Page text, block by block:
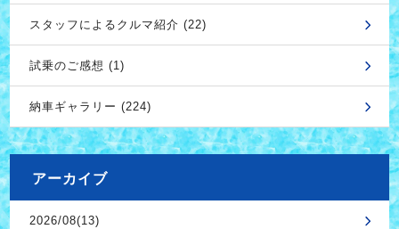
スタッフによるクルマ紹介 (22)
試乗のご感想 (1)
納車ギャラリー (224)
アーカイブ
2026/08(13)